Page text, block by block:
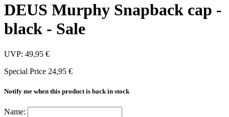
DEUS Murphy Snapback cap -
black - Sale
UVP: 49,95 €
Special Price 24,95 €
Notify me when this product is back in stock
Name: